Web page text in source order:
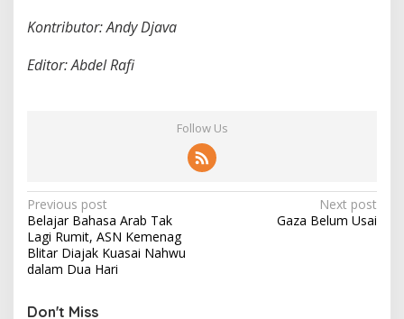
Kontributor: Andy Djava
Editor: Abdel Rafi
Follow Us
P
o
s
t
n
Previous post
Belajar Bahasa Arab Tak
Lagi Rumit, ASN Kemenag
Blitar Diajak Kuasai Nahwu
dalam Dua Hari
Next post
Gaza Belum Usai
Don't Miss